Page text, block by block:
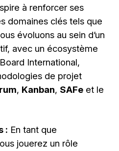
à renforcer ses
domaines clés tels que
évoluons au sein d’un
avec un écosystème
International,
de projet
, Kanban, SAFe et le
: En tant que
jouerez un rôle